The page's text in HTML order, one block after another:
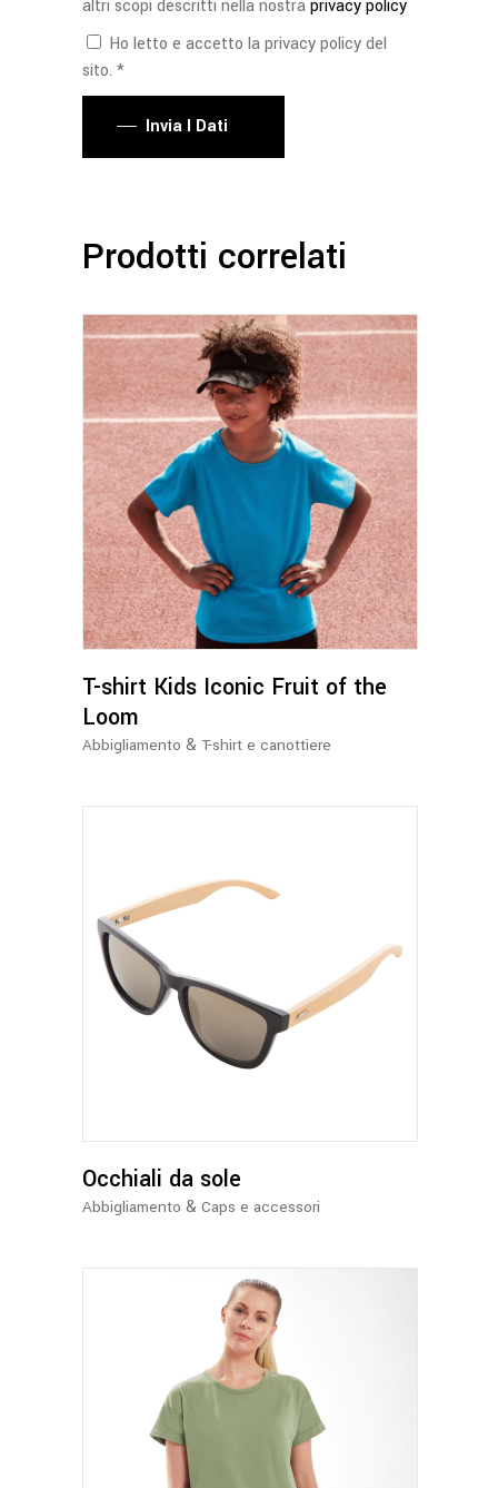
altri scopi descritti nella nostraprivacy policy
Ho letto e accetto la privacy policy del
sito. *
Invia I Dati
Prodotti correlati
prodotto
varianti.
opzioni
possono
del
T-shirt Kids Iconic Fruit of the
Loom
Abbigliamento & T-shirt e canottiere
Occhiali da sole
Abbigliamento & Caps e accessori
Questo
prodotto